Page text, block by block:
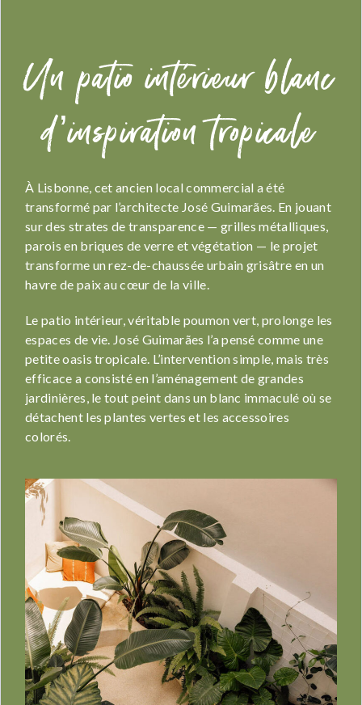
Un patio intérieur blanc
d’inspiration tropicale
À Lisbonne, cet ancien local commercial a été
transformé par l’architecte José Guimarães. En jouant
sur des strates de transparence — grilles métalliques,
parois en briques de verre et végétation — le projet
transforme un rez-de-chaussée urbain grisâtre en un
havre de paix au cœur de la ville.
Le patio intérieur, véritable poumon vert, prolonge les
espaces de vie. José Guimarães l’a pensé comme une
petite oasis tropicale. L’intervention simple, mais très
efficace a consisté en l’aménagement de grandes
jardinières, le tout peint dans un blanc immaculé où se
détachent les plantes vertes et les accessoires
colorés.